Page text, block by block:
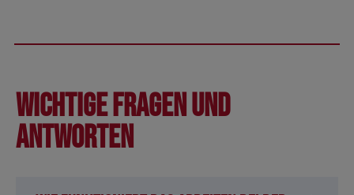
Wichtige Fragen und
Antworten